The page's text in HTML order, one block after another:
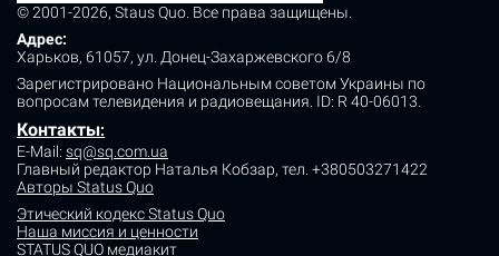
© 2001-2026, Staus Quo. Все права защищены.
Адрес:
Харьков, 61057, ул. Донец-Захаржевского 6/8
Зарегистрировано Национальным советом Украины по
вопросам телевидения и радиовещания. ID: R 40-06013.
Контакты:
E-Mail: sq@sq.com.ua
Главный редактор Наталья Кобзар, тел. +380503271422
Авторы Status Quo
Этический кодекс Status Quo
Наша миссия и ценности
STATUS QUO медиакит